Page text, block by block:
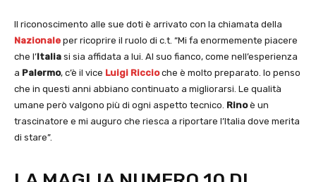
Il riconoscimento alle sue doti è arrivato con la chiamata della
Nazionale per ricoprire il ruolo di c.t. “Mi fa enormemente piacere
che l’Italia si sia affidata a lui. Al suo fianco, come nell’esperienza
a Palermo, c’è il vice Luigi Riccioche è molto preparato. Io penso
che in questi anni abbiano continuato a migliorarsi. Le qualità
umane però valgono più di ogni aspetto tecnico. Rinoè un
trascinatore e mi auguro che riesca a riportare l’Italia dove merita
di stare”.